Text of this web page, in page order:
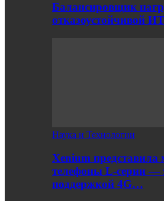
Балансировщик
отказоустойчивой
Наука и Технологии
Xenium
телефоны L-серии —
поддержкой 4G…